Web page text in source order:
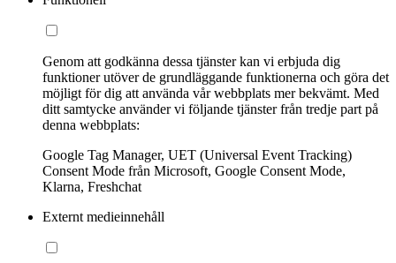
Genom att godkänna dessa tjänster kan vi erbjuda dig
funktioner utöver de grundläggande funktionerna och göra det
möjligt för dig att använda vår webbplats mer bekvämt. Med
ditt samtycke använder vi följande tjänster från tredje part på
denna webbplats:
Google Tag Manager, UET (Universal Event Tracking)
Consent Mode från Microsoft, Google Consent Mode,
Klarna, Freshchat
Externt medieinnehåll